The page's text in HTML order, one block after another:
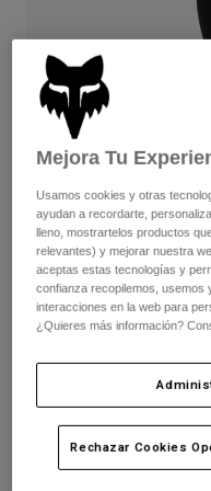
Pantalones largos
Pantalones cortos
Chaquetas y
Guantes
Protecciones
Gafas de
Calcetines
Accesorios
Recambios
Guantes
Protecciones
Gafas de
Calcetines
Camisas
Ver todo
Mujer
Camisetas y tops
Sudaderas
Chaquetas
Pantalones
Niños
Gafas de Protección
Calcetines
Ver todo
Moto
Camisetas
Pantalones
Botas
Guantes
Gafas de Protección
- Mujer
N.º de artículo33776
Mejora Tu
Usamos cookies y otras
ayudan a recordarte,
lleno, mostrartelos productos
relevantes) y mejorar nuestra
aceptas estas tecnologías y
confianza recopilemos, usemos
interacciones en la web para
¿Quieres más información?
Rechazar Cookies